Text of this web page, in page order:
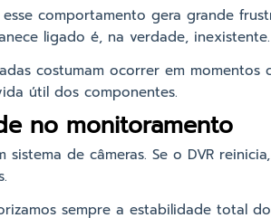
comportamento gera grande
ligado é, na verdade, inexistente.
costumam ocorrer em momentos
útil dos componentes.
no monitoramento
de câmeras. Se o DVR
sempre a estabilidade total